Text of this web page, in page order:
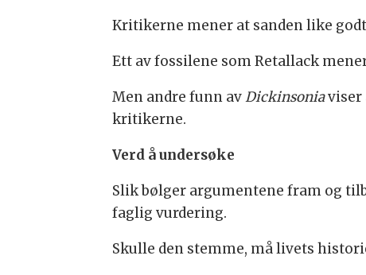
Kritikerne mener at sanden like
Ett av fossilene som Retallack
Men andre funn avDickinsoniaviser
kritikerne.
Verd å undersøke
Slik bølger argumentene fram og
faglig vurdering.
Skulle den stemme, må livets